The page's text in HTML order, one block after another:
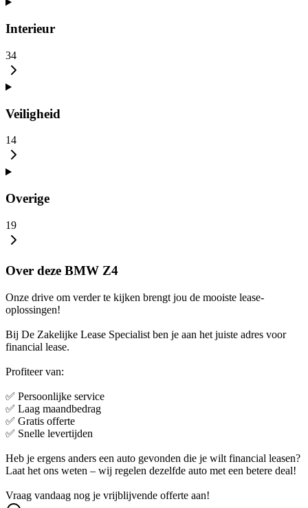
Interieur
34
Veiligheid
14
Overige
19
Over deze BMW Z4
Onze drive om verder te kijken brengt jou de mooiste lease-
oplossingen!
Bij De Zakelijke Lease Specialist ben je aan het juiste adres voor
financial lease.
Profiteer van:
✅ Persoonlijke service
✅ Laag maandbedrag
✅ Gratis offerte
✅ Snelle levertijden
Heb je ergens anders een auto gevonden die je wilt financial leasen?
Laat het ons weten – wij regelen dezelfde auto met een betere deal!
Vraag vandaag nog je vrijblijvende offerte aan!